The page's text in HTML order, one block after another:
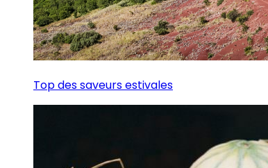
Top des saveurs estivales